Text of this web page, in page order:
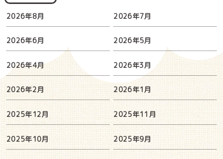
2026年8月 2026年7月
2026年6月 2026年5月
2026年4月 2026年3月
2026年2月 2026年1月
2025年12月 2025年11月
2025年10月 2025年9月